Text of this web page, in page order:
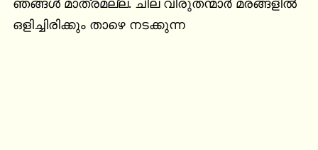
ഞങ്ങൾ മാത്രമല്ല. ചില വിരുതന്മാർ മരങ്ങളിൽ
ഒളിച്ചിരിക്കും താഴെ നടക്കുന്ന